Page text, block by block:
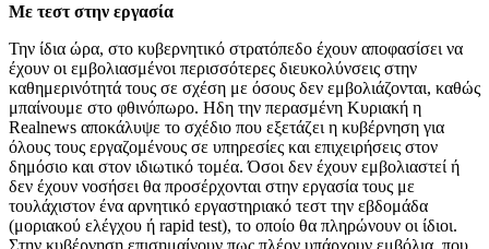
Με τεστ στην εργασία
Την ίδια ώρα, στο κυβερνητικό στρατόπεδο έχουν αποφασίσει να
έχουν οι εμβολιασμένοι περισσότερες διευκολύνσεις στην
καθημερινότητά τους σε σχέση με όσους δεν εμβολιάζονται, καθώς
μπαίνουμε στο φθινόπωρο. Ηδη την περασμένη Κυριακή η
Realnews αποκάλυψε το σχέδιο που εξετάζει η κυβέρνηση για
όλους τους εργαζομένους σε υπηρεσίες και επιχειρήσεις στον
δημόσιο και στον ιδιωτικό τομέα. Όσοι δεν έχουν εμβολιαστεί ή
δεν έχουν νοσήσει θα προσέρχονται στην εργασία τους με
τουλάχιστον ένα αρνητικό εργαστηριακό τεστ την εβδομάδα
(μοριακού ελέγχου ή rapid test), το οποίο θα πληρώνουν οι ίδιοι.
Στην κυβέρνηση επισημαίνουν πως πλέον υπάρχουν εμβόλια, που